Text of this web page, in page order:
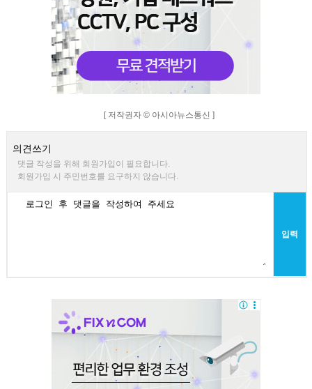
[ 저작권자 © 아시아뉴스통신 ]
의견쓰기
댓글 작성을 위해 회원가입이 필요합니다.
회원가입 시 주민번호를 요구하지 않습니다.
입력